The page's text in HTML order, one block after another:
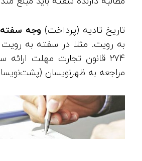
تاریخ تادیه (پرداخت) وجه سفته
به رویت. مثلا در سفته به
274 قانون تجارت مهلت
مراجعه به ظهرنویسان